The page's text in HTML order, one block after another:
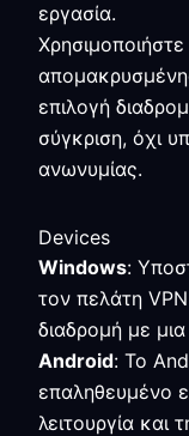
εργασία.
επιλογή
σύγκριση, όχι
ανωνυμίας.
Devices
Windows:
τον πελάτη
διαδρομή με
Android: Το
επαληθευμένο
λειτουργία και